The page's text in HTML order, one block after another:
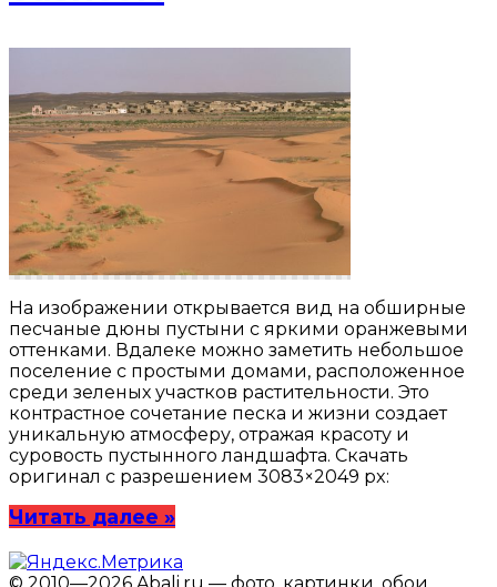
На изображении открывается вид на обширные
песчаные дюны пустыни с яркими оранжевыми
оттенками. Вдалеке можно заметить небольшое
поселение с простыми домами, расположенное
среди зеленых участков растительности. Это
контрастное сочетание песка и жизни создает
уникальную атмосферу, отражая красоту и
суровость пустынного ландшафта. Скачать
оригинал с разрешением 3083×2049 px:
Читать далее »